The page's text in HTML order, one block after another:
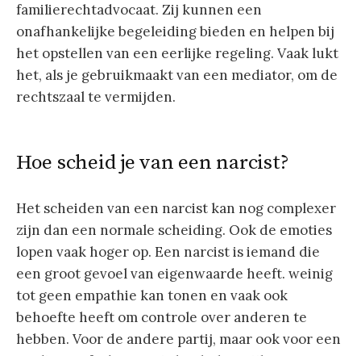
familierechtadvocaat. Zij kunnen een
onafhankelijke begeleiding bieden en helpen bij
het opstellen van een eerlijke regeling. Vaak lukt
het, als je gebruikmaakt van een mediator, om de
rechtszaal te vermijden.
Hoe scheid je van een narcist?
Het scheiden van een narcist kan nog complexer
zijn dan een normale scheiding. Ook de emoties
lopen vaak hoger op. Een narcist is iemand die
een groot gevoel van eigenwaarde heeft. weinig
tot geen empathie kan tonen en vaak ook
behoefte heeft om controle over anderen te
hebben. Voor de andere partij, maar ook voor een